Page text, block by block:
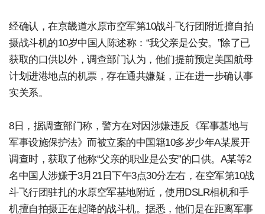
经确认，在京畿道水原市空军第10战斗飞行团附近擅自拍
摄战斗机的10岁中国人陈述称：“我父亲是公安。”除了已
获取的口供以外，调查部门认为，他们提前预定美国航母
计划进港地点的机票，存在通共嫌疑，正在进一步确认事
实关系。
8日，据调查部门称，警方在对因涉嫌违反《军事基地与
军事设施保护法》而被立案的中国籍10多岁少年A某展开
调查时，获取了他称“父亲的职业是公安”的口供。A某等2
名中国人涉嫌于3月21日下午3点30分左右，在空军第10战
斗飞行团驻扎的水原空军基地附近，使用DSLR相机和手
机擅自拍摄正在起降的战斗机。据悉，他们是在距离军事